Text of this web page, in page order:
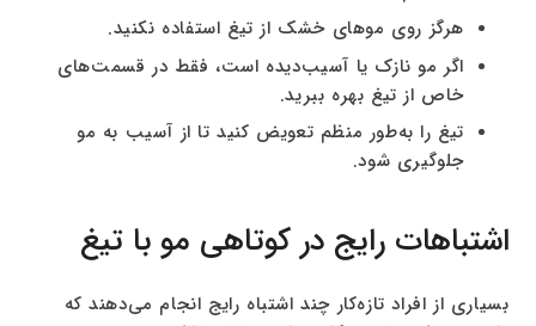
هرگز روی موهای خشک از تیغ استفاده نکنید.
اگر مو نازک یا آسیب‌دیده است، فقط در قسمت‌های
خاص از تیغ بهره ببرید.
تیغ را به‌طور منظم تعویض کنید تا از آسیب به مو
جلوگیری شود.
اشتباهات رایج در کوتاهی مو با تیغ
بسیاری از افراد تازه‌کار چند اشتباه رایج انجام می‌دهند که